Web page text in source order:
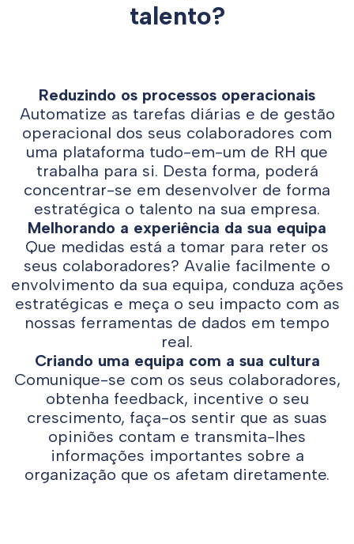
talento?
Reduzindo os processos operacionais
Automatize as tarefas diárias e de gestão
operacional dos seus colaboradores com
uma plataforma tudo-em-um de RH que
trabalha para si. Desta forma, poderá
concentrar-se em desenvolver de forma
estratégica o talento na sua empresa.
Melhorando a experiência da sua equipa
Que medidas está a tomar para reter os
seus colaboradores? Avalie facilmente o
envolvimento da sua equipa, conduza ações
estratégicas e meça o seu impacto com as
nossas ferramentas de dados em tempo
real.
Criando uma equipa com a sua cultura
Comunique-se com os seus colaboradores,
obtenha feedback, incentive o seu
crescimento, faça-os sentir que as suas
opiniões contam e transmita-lhes
informações importantes sobre a
organização que os afetam diretamente.